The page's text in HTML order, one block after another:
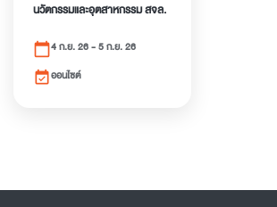
นวัตกรรม​และอุตสาหกรรม​ สจล.
calendar_today4 ก.ย. 26 - 5 ก.ย. 26
event_availableออนไซต์